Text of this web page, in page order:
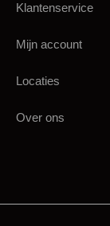
Klantenservice
Mijn account
Locaties
Over ons